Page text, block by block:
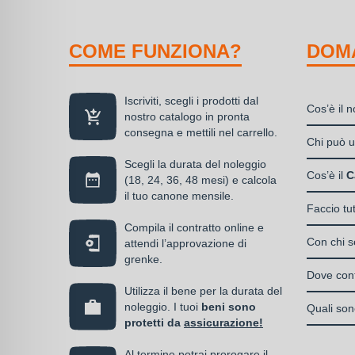
COME FUNZIONA?
Iscriviti, scegli i prodotti dal
nostro catalogo in pronta
consegna e mettili nel carrello.
Scegli la durata del noleggio
(18, 24, 36, 48 mesi) e calcola
il tuo canone mensile.
Compila il contratto online e
attendi l’approvazione di
grenke.
Utilizza il bene per la durata del
noleggio. I tuoi beni sono
protetti da assicurazione!
Cos’è il
Il
alla
di un
Chi può
Enti
I privati
Cos’è il
Il Care
Italia
Faccio
Si, puoi
Con chi
Il
Dove
Una
Quali